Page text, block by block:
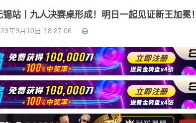
站丨九人决赛桌形成！明日一起见证新王加冕！
年9月10日 18:27:06